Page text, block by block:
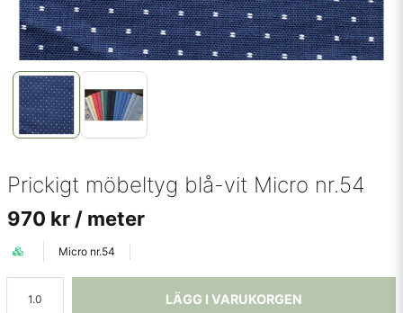
Prickigt möbeltyg blå-vit Micro nr.54
970 kr / meter
Micro nr.54
LÄGG I VARUKORGEN